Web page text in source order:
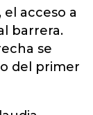
acceso a
barrera.
se
del primer